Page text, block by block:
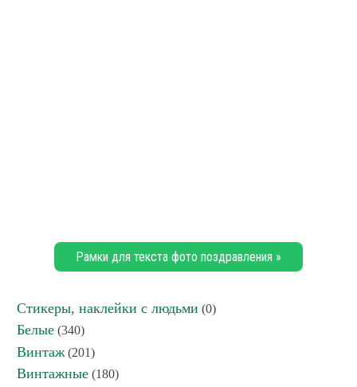
Рамки для текста фото поздравления »
Стикеры, наклейки с людьми (0)
Белые (340)
Винтаж (201)
Винтажные (180)